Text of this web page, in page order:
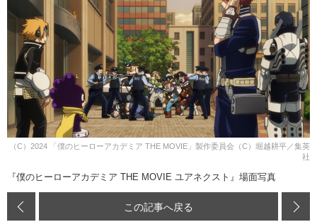
（C）2024 「僕のヒーローアカデミア THE MOVIE」製作委員会（C）堀越耕平／集英
社
『僕のヒーローアカデミア THE MOVIE ユアネクスト』場面写真
この記事へ戻る